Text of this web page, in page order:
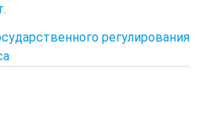
регулирования